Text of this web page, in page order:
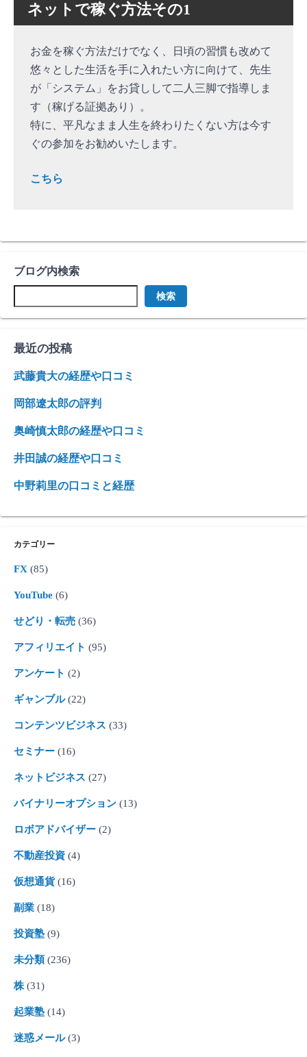
ネットで稼ぐ方法その1
お金を稼ぐ方法だけでなく、日頃の習慣も改めて
悠々とした生活を手に入れたい方に向けて、先生
が「システム」をお貸しして二人三脚で指導しま
す（稼げる証拠あり）。
特に、平凡なまま人生を終わりたくない方は今す
ぐの参加をお勧めいたします。
こちら
ブログ内検索
検索
最近の投稿
武藤貴大の経歴や口コミ
岡部遼太郎の評判
奥崎慎太郎の経歴や口コミ
井田誠の経歴や口コミ
中野莉里の口コミと経歴
カテゴリー
FX (85)
YouTube (6)
せどり・転売 (36)
アフィリエイト (95)
アンケート (2)
ギャンブル(22)
コンテンツビジネス (33)
セミナー (16)
ネットビジネス (27)
バイナリーオプション (13)
ロボアドバイザー (2)
不動産投資 (4)
仮想通貨(16)
副業 (18)
投資塾 (9)
未分類 (236)
株 (31)
起業塾 (14)
迷惑メール(3)